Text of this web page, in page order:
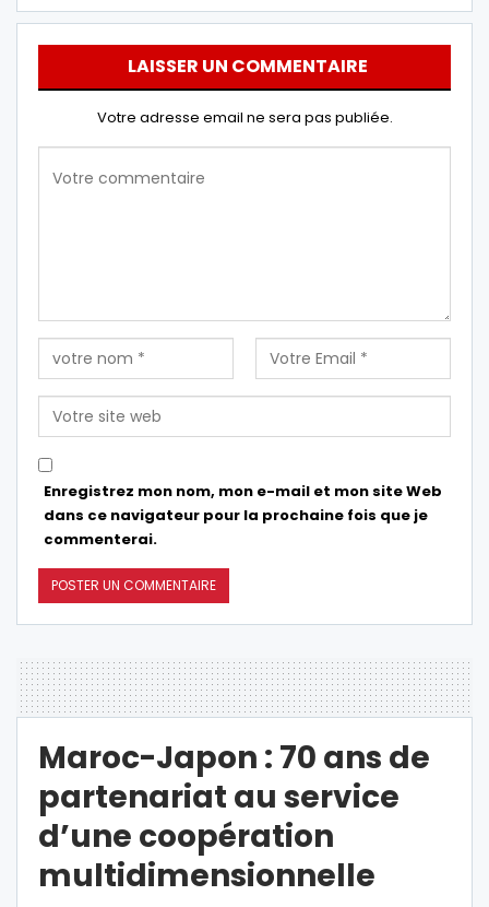
LAISSER UN COMMENTAIRE
Votre adresse email ne sera pas publiée.
Enregistrez mon nom, mon e-mail et mon site Web
dans ce navigateur pour la prochaine fois que je
commenterai.
Maroc-Japon : 70 ans de
partenariat au service
d’une coopération
multidimensionnelle